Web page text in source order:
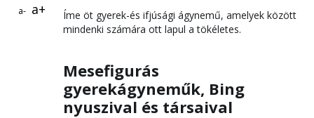
a- a+
Íme öt gyerek-és ifjúsági ágynemű, amelyek között
mindenki számára ott lapul a tökéletes.
Mesefigurás
gyerekágyneműk, Bing
nyuszival és társaival